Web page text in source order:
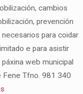
cambios
prevención
para coidar
e para asistir
web municipal
Fene Tfno. 981 340